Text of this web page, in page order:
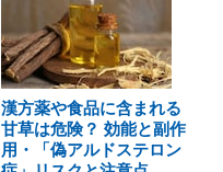
漢方薬や食品に含まれる
甘草は危険？ 効能と副作
用・「偽アルドステロン